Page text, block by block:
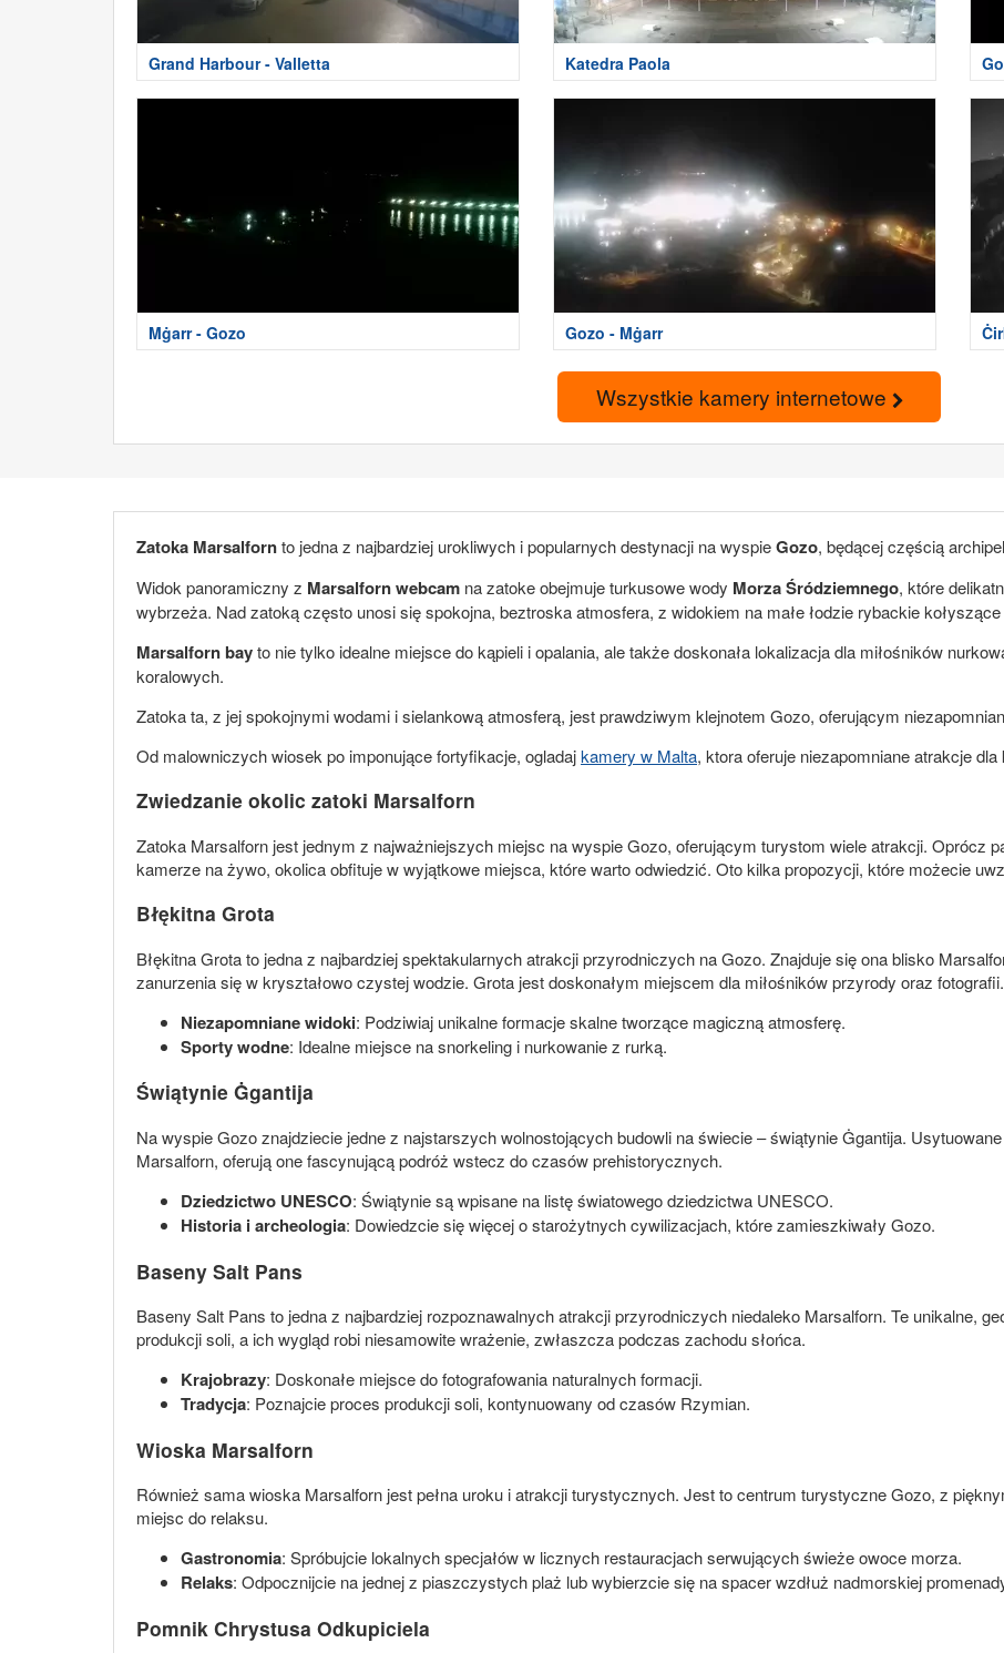
Grand Harbour - Valletta Katedra Paola
Mġarr - Gozo Gozo - Mġarr
Wszystkie kamery internetowe
Zatoka Marsalfornto jedna z najbardziej urokliwych i popularnych destynacji na wyspieGozo, będącej częścią
Widok panoramiczny z Marsalforn webcam na zatoke obejmuje turkusowe wody Morza Śródziemnego, które
wybrzeża. Nad zatoką często unosi się spokojna, beztroska atmosfera, z widokiem na małe łodzie rybackie
Marsalforn bayto nie tylko idealne miejsce do kąpieli i opalania, ale także doskonała lokalizacja dla miłośników
koralowych.
Zatoka ta, z jej spokojnymi wodami i sielankową atmosferą, jest prawdziwym klejnotem Gozo, oferującym
Od malowniczych wiosek po imponujące fortyfikacje, ogladajkamery w Malta, ktora oferuje niezapomniane atrakcje
Zwiedzanie okolic zatoki Marsalforn
Zatoka Marsalforn jest jednym z najważniejszych miejsc na wyspie Gozo, oferującym turystom wiele atrakcji. Oprócz
kamerze na żywo, okolica obfituje w wyjątkowe miejsca, które warto odwiedzić. Oto kilka propozycji, które możecie
Błękitna Grota
Błękitna Grota to jedna z najbardziej spektakularnych atrakcji przyrodniczych na Gozo. Znajduje się ona blisko
zanurzenia się w kryształowo czystej wodzie. Grota jest doskonałym miejscem dla miłośników przyrody oraz fotografii.
Niezapomniane widoki: Podziwiaj unikalne formacje skalne tworzące magiczną atmosferę.
Sporty wodne: Idealne miejsce na snorkeling i nurkowanie z rurką.
Świątynie Ġgantija
Na wyspie Gozo znajdziecie jedne z najstarszych wolnostojących budowli na świecie – świątynie Ġgantija.
Marsalforn, oferują one fascynującą podróż wstecz do czasów prehistorycznych.
Dziedzictwo UNESCO: Świątynie są wpisane na listę światowego dziedzictwa UNESCO.
Historia i archeologia: Dowiedzcie się więcej o starożytnych cywilizacjach, które zamieszkiwały Gozo.
Baseny Salt Pans
Baseny Salt Pans to jedna z najbardziej rozpoznawalnych atrakcji przyrodniczych niedaleko Marsalforn. Te unikalne,
produkcji soli, a ich wygląd robi niesamowite wrażenie, zwłaszcza podczas zachodu słońca.
Krajobrazy: Doskonałe miejsce do fotografowania naturalnych formacji.
Tradycja: Poznajcie proces produkcji soli, kontynuowany od czasów Rzymian.
Wioska Marsalforn
Również sama wioska Marsalforn jest pełna uroku i atrakcji turystycznych. Jest to centrum turystyczne Gozo, z
miejsc do relaksu.
Gastronomia: Spróbujcie lokalnych specjałów w licznych restauracjach serwujących świeże owoce morza.
Relaks: Odpocznijcie na jednej z piaszczystych plaż lub wybierzcie się na spacer wzdłuż nadmorskiej
Pomnik Chrystusa Odkupiciela